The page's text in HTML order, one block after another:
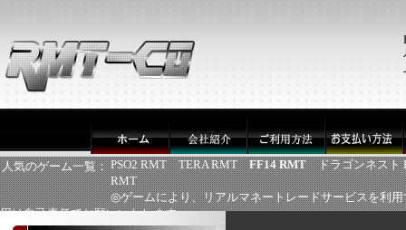
人気のゲーム一覧： PSO2 RMT TERA RMT FF14 RMT
ドラゴンネスト
RMT
◎ゲームにより、リアルマネートレードサービスを利
用は自己責任でお願いいたします